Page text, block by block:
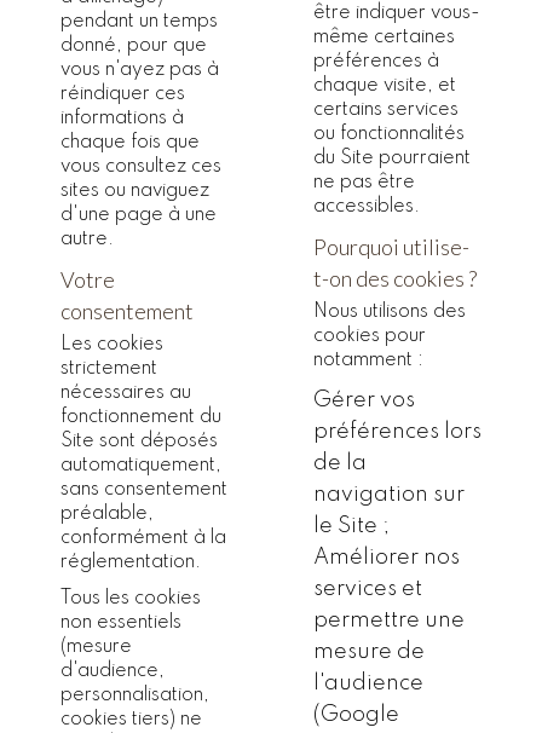
pendant un temps
donné, pour que
vous n'ayez pas à
réindiquer ces
informations à
chaque fois que
vous consultez ces
sites ou naviguez
d'une page à une
autre.
Votre
consentement
Les cookies
strictement
nécessaires au
fonctionnement du
Site sont déposés
automatiquement,
sans consentement
préalable,
conformément à la
réglementation.
Tous les cookies
non essentiels
(mesure
d'audience,
personnalisation,
cookies tiers) ne
être indiquer vous-
même certaines
préférences à
chaque visite, et
certains services
ou fonctionnalités
du Site pourraient
ne pas être
accessibles.
Pourquoi utilise-
t-on des cookies ?
Nous utilisons des
cookies pour
notamment :
Gérer vos
préférences lors
de la
navigation sur
le Site ;
Améliorer nos
services et
permettre une
mesure de
l'audience
(Google